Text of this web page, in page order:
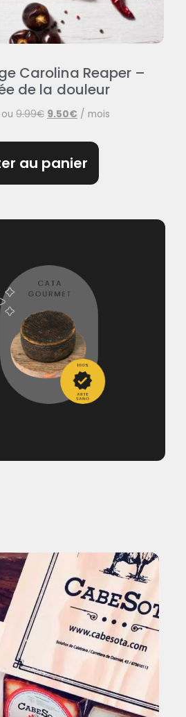
Carolina Reaper –
de la douleur
ou 9.99€ 9.50€ / mois
au panier